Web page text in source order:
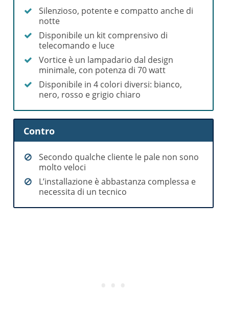
Silenzioso, potente e compatto anche di
notte
Disponibile un kit comprensivo di
telecomando e luce
Vortice è un lampadario dal design
minimale, con potenza di 70 watt
Disponibile in 4 colori diversi: bianco,
nero, rosso e grigio chiaro
Contro
Secondo qualche cliente le pale non sono
molto veloci
L’installazione è abbastanza complessa e
necessita di un tecnico